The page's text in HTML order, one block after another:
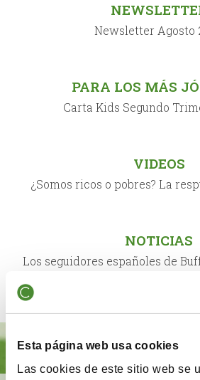
Esta página web usa cookies
Las cookies de este sitio web se
Newsletter Agosto
PARA LOS MÁS
Carta Kids Segundo
VIDEOS
¿Somos ricos o pobres? La
NOTICIAS
Los seguidores españoles de